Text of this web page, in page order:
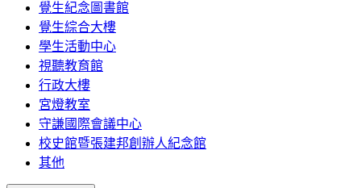
覺生紀念圖書館
覺生綜合大樓
學生活動中心
視聽教育館
行政大樓
宮燈教室
守謙國際會議中心
校史館暨張建邦創辦人紀念館
其他